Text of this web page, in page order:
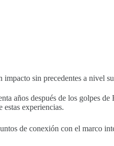
sin precedentes a nivel
años después de los golpes de
experiencias.
de conexión con el marco